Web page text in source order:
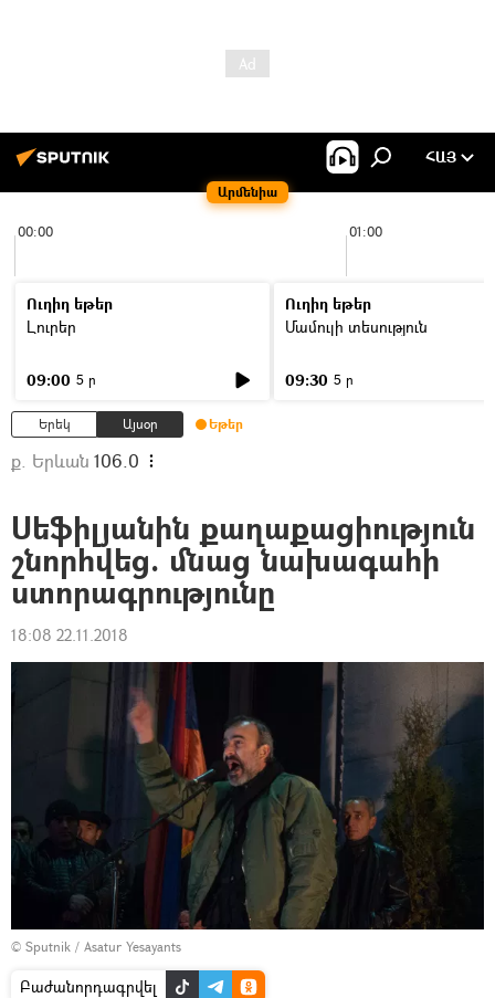
Արմենիա
ՀԱՅ
00:00 01:00
Ուղիղ եթեր
Լուրեր
09:00 5 ր
Ուղիղ եթեր
Մամուլի տեսություն
09:30 5 ր
Երեկ Այսօր Եթեր
ք. Երևան 106.0
Սեֆիլյանին քաղաքացիություն
շնորհվեց. մնաց նախագահի
ստորագրությունը
18:08 22.11.2018
© Sputnik / Asatur Yesayants
Բաժանորդագրվել